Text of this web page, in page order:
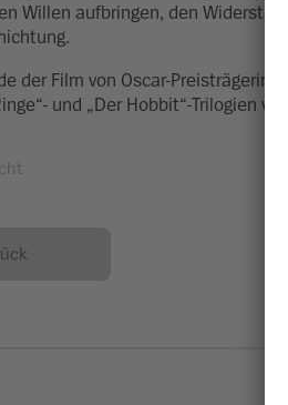
Willen aufbringen, den
der Film von Oscar-Preisträgerin
und „Der Hobbit“-Trilogien